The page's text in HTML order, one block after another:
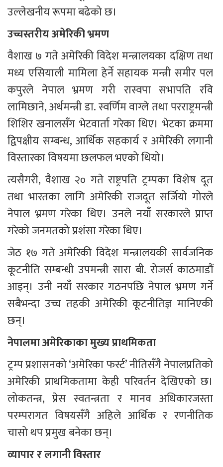
उल्लेखनीय रूपमा बढेको छ।
उच्चस्तरीय अमेरिकी भ्रमण
वैशाख ७ गते अमेरिकी विदेश मन्त्रालयका दक्षिण तथा
मध्य एसियाली मामिला हेर्ने सहायक मन्त्री समीर पल
कपुरले नेपाल भ्रमण गरी रास्वपा सभापति रवि
लामिछाने, अर्थमन्त्री डा. स्वर्णिम वाग्ले तथा परराष्ट्रमन्त्री
शिशिर खनालसँग भेटवार्ता गरेका थिए। भेटका क्रममा
द्विपक्षीय सम्बन्ध, आर्थिक सहकार्य र अमेरिकी लगानी
विस्तारका विषयमा छलफल भएको थियो।
त्यसैगरी, वैशाख २० गते राष्ट्रपति ट्रम्पका विशेष दूत
तथा भारतका लागि अमेरिकी राजदूत सर्जियो गोरले
नेपाल भ्रमण गरेका थिए। उनले नयाँ सरकारले प्राप्त
गरेको जनमतको प्रशंसा गरेका थिए।
जेठ १७ गते अमेरिकी विदेश मन्त्रालयकी सार्वजनिक
कूटनीति सम्बन्धी उपमन्त्री सारा बी. रोजर्स काठमाडौं
आइन्। उनी नयाँ सरकार गठनपछि नेपाल भ्रमण गर्ने
सबैभन्दा उच्च तहकी अमेरिकी कूटनीतिज्ञ मानिएकी
छन्।
नेपालमा अमेरिकाका मुख्य प्राथमिकता
ट्रम्प प्रशासनको ‘अमेरिका फर्स्ट’ नीतिसँगै नेपालप्रतिको
अमेरिकी प्राथमिकतामा केही परिवर्तन देखिएको छ।
लोकतन्त्र, प्रेस स्वतन्त्रता र मानव अधिकारजस्ता
परम्परागत विषयसँगै अहिले आर्थिक र रणनीतिक
चासो थप प्रमुख बनेका छन्।
व्यापार र लगानी विस्तार